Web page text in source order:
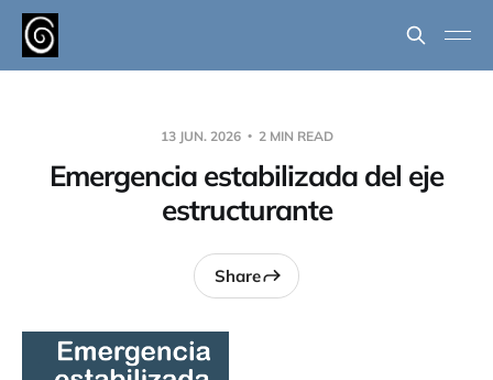
13 JUN. 2026 2 MIN READ
Emergencia estabilizada del eje
estructurante
Share